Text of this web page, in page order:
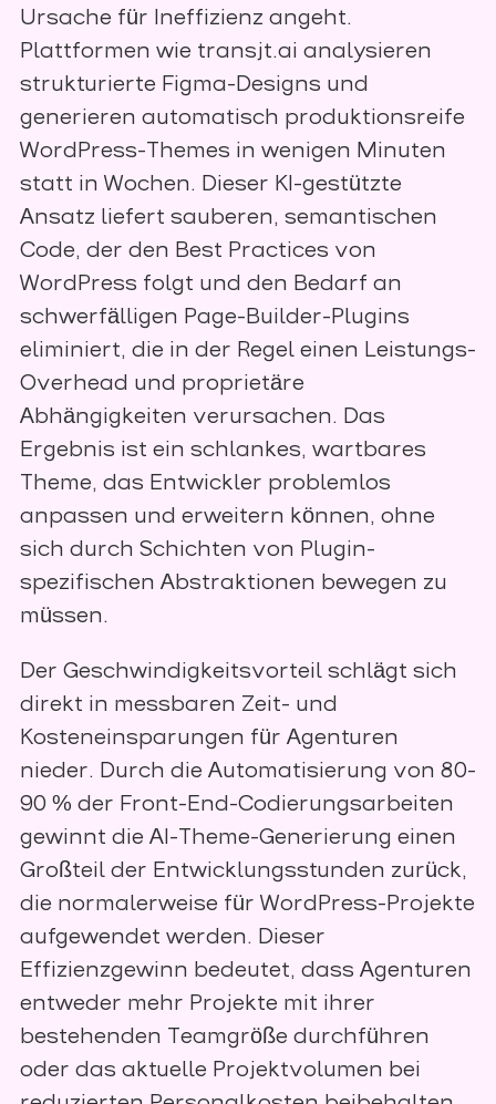
Ursache für Ineffizienz angeht.
Plattformen wie transjt.ai analysieren
strukturierte Figma-Designs und
generieren automatisch produktionsreife
WordPress-Themes in wenigen Minuten
statt in Wochen. Dieser KI-gestützte
Ansatz liefert sauberen, semantischen
Code, der den Best Practices von
WordPress folgt und den Bedarf an
schwerfälligen Page-Builder-Plugins
eliminiert, die in der Regel einen Leistungs-
Overhead und proprietäre
Abhängigkeiten verursachen. Das
Ergebnis ist ein schlankes, wartbares
Theme, das Entwickler problemlos
anpassen und erweitern können, ohne
sich durch Schichten von Plugin-
spezifischen Abstraktionen bewegen zu
müssen.
Der Geschwindigkeitsvorteil schlägt sich
direkt in messbaren Zeit- und
Kosteneinsparungen für Agenturen
nieder. Durch die Automatisierung von 80-
90 % der Front-End-Codierungsarbeiten
gewinnt die AI-Theme-Generierung einen
Großteil der Entwicklungsstunden zurück,
die normalerweise für WordPress-Projekte
aufgewendet werden. Dieser
Effizienzgewinn bedeutet, dass Agenturen
entweder mehr Projekte mit ihrer
bestehenden Teamgröße durchführen
oder das aktuelle Projektvolumen bei